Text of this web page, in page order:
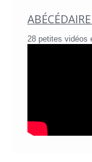
28 petites vidéos